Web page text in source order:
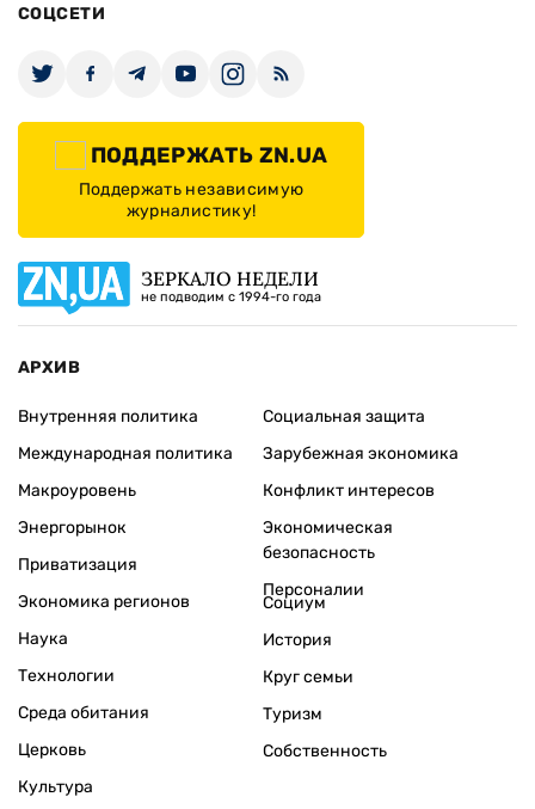
СОЦСЕТИ
ПОДДЕРЖАТЬ ZN.UA
Поддержать независимую
журналистику!
ЗЕРКАЛО НЕДЕЛИ
не подводим с 1994-го года
АРХИВ
Внутренняя политика
Международная политика
Макроуровень
Энергорынок
Приватизация
Экономика регионов
Социальная защита
Зарубежная экономика
Конфликт интересов
Экономическая
безопасность
Персоналии
Наука
Технологии
Среда обитания
Церковь
Культура
Социум
История
Круг семьи
Туризм
Собственность